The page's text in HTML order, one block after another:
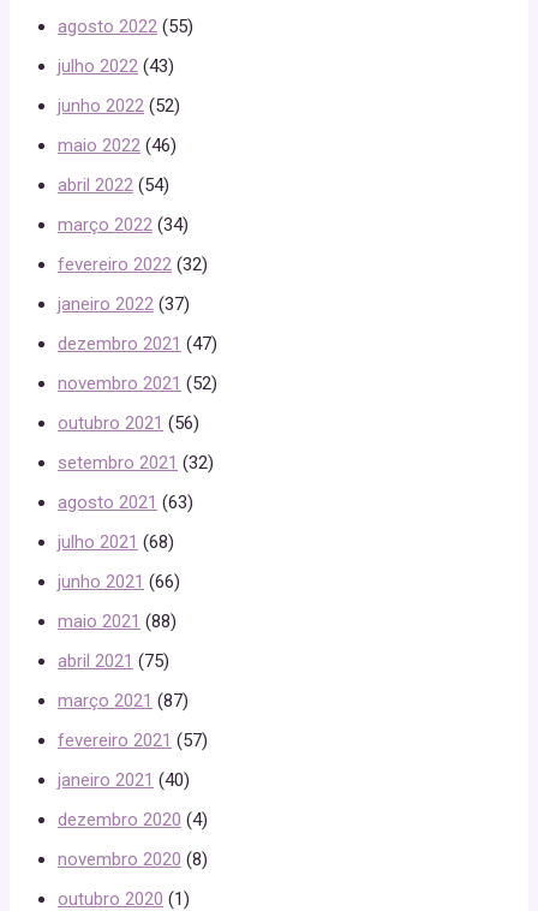
agosto 2022 (55)
julho 2022 (43)
junho 2022 (52)
maio 2022 (46)
abril 2022 (54)
março 2022 (34)
fevereiro 2022 (32)
janeiro 2022 (37)
dezembro 2021 (47)
novembro 2021 (52)
outubro 2021 (56)
setembro 2021 (32)
agosto 2021 (63)
julho 2021 (68)
junho 2021 (66)
maio 2021 (88)
abril 2021 (75)
março 2021 (87)
fevereiro 2021 (57)
janeiro 2021 (40)
dezembro 2020 (4)
novembro 2020 (8)
outubro 2020 (1)